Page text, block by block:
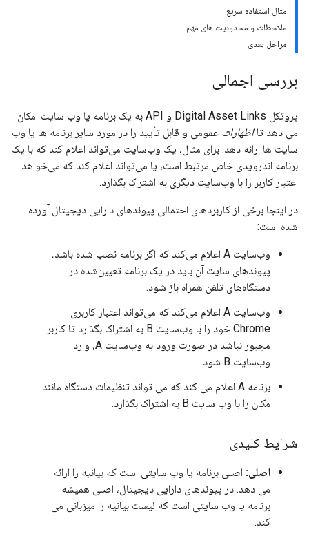
مثال استفاده سریع
ملاحظات و محدودیت های مهم:
مراحل بعدی
بررسی اجمالی
پروتکل Digital Asset Links و API به یک برنامه یا وب سایت امکان
می دهد تااظهارات عمومی و قابل تأیید را در مورد سایر برنامه ها یا وب
سایت ها ارائه دهد. برای مثال، یک وب‌سایت می‌تواند اعلام کند که با یک
برنامه اندرویدی خاص مرتبط است، یا می‌تواند اعلام کند که می‌خواهد
اعتبار کاربر را با وب‌سایت دیگری به اشتراک بگذارد.
در اینجا برخی از کاربردهای احتمالی پیوندهای دارایی دیجیتال آورده
شده است:
وب‌سایت A اعلام می‌کند که اگر برنامه نصب شده باشد،
پیوندهای سایت آن باید در یک برنامه تعیین‌شده در
دستگاه‌های تلفن همراه باز شود.
وب‌سایت A اعلام می‌کند که می‌تواند اعتبار کاربری
Chrome خود را با وب‌سایت B به اشتراک بگذارد تا کاربر
مجبور نباشد در صورت ورود به وب‌سایت A، وارد
وب‌سایت B شود.
برنامه A اعلام می کند که می تواند تنظیمات دستگاه مانند
مکان را با وب سایت B به اشتراک بگذارد.
شرایط کلیدی
اصلی: اصلی برنامه یا وب سایتی است که بیانیه را ارائه
می دهد. در پیوندهای دارایی دیجیتال، اصلی همیشه
برنامه یا وب سایتی است که لیست بیانیه را میزبانی می
کند.